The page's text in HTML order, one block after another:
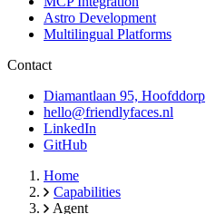
Astro Development
Multilingual Platforms
Contact
Diamantlaan 95, Hoofddorp
hello@friendlyfaces.nl
LinkedIn
GitHub
Home
Capabilities
Agent